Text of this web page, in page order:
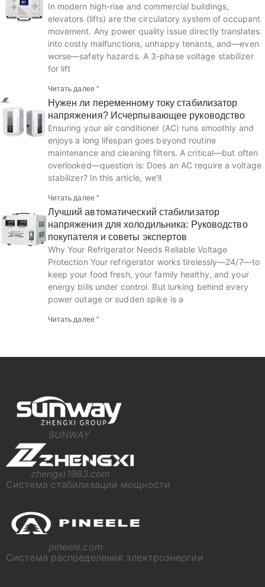
In modern high-rise and commercial buildings,
elevators (lifts) are the circulatory system of occupant
movement. Any power quality issue directly translates
into costly malfunctions, unhappy tenants, and—even
worse—safety hazards. A 3-phase voltage stabilizer
for lift
Читать далее "
Нужен ли переменному току стабилизатор
напряжения? Исчерпывающее руководство
Ensuring your air conditioner (AC) runs smoothly and
enjoys a long lifespan goes beyond routine
maintenance and cleaning filters. A critical—but often
overlooked—question is: Does an AC require a voltage
stabilizer? In this article, we’ll
Читать далее "
Лучший автоматический стабилизатор
напряжения для холодильника: Руководство
покупателя и советы экспертов
Why Your Refrigerator Needs Reliable Voltage
Protection Your refrigerator works tirelessly—24/7—to
keep your food fresh, your family healthy, and your
energy bills under control. But lurking behind every
power outage or sudden spike is a
Читать далее "
SUNWAY
zhengxi1983.com
Система стабилизации мощности
pineele.com
Система распределения электроэнергии